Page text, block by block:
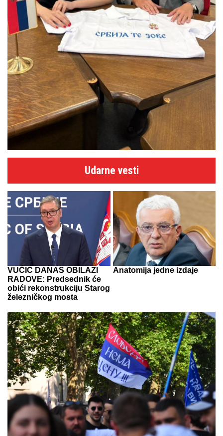
Udarne vesti
VUČIĆ DANAS OBILAZI
RADOVE: Predsednik će
obići rekonstrukciju Starog
železničkog mosta
Anatomija jedne izdaje